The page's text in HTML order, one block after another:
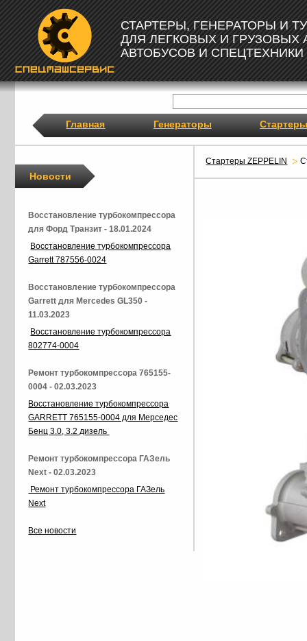
СТАРТЕРЫ, ГЕНЕРАТОРЫ И
ДЛЯ ЛЕГКОВЫХ И ГРУЗОВЫХ
АВТОБУСОВ И СПЕЦТЕХНИКИ
Главная Генераторы Стартеры
Стартеры ZEPPELIN
Новости
Восстановление турбокомпрессора
для Форд Транзит - 18.01.2024
Восстановление турбокомпрессора
Garrett 787556-0024
Восстановление турбокомпрессора
Garrett для Mercedes GL350 -
11.03.2023
Восстановление турбокомпрессора
802774-0004
Ремонт турбокомпрессора 765155-
0004 - 02.03.2023
Восстановление турбокомпрессора
GARRETT 765155-0004 для Мерседес
Бенц 3.0, 3.2 дизель
Ремонт турбокомпрессора ГАЗель
Next - 02.03.2023
Ремонт турбокомпрессора ГАЗель
Next
Все новости